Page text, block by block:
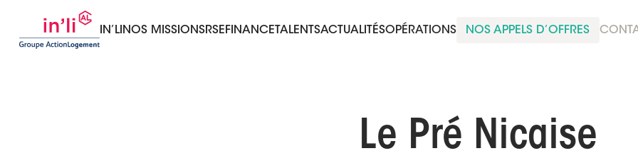
IN’LI NOS MISSIONS RSE FINANCE TALENTSACTUALITÉSOPÉRATIONS NOS APPELS D’OFFRES
Le Pré Nicaise